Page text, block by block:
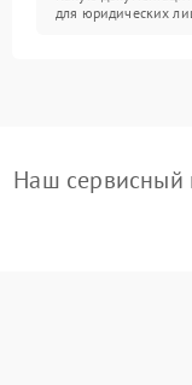
для юридических
Наш сервисный